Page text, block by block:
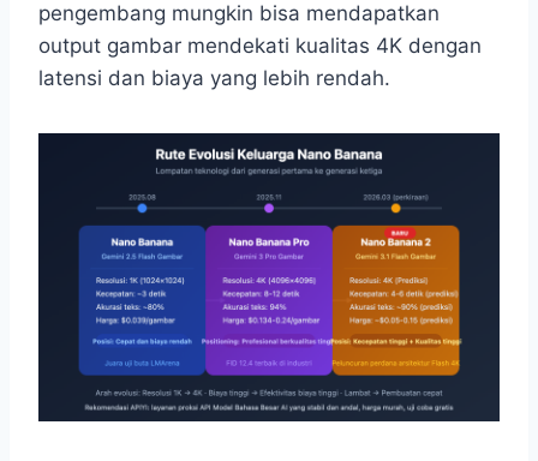
pengembang mungkin bisa mendapatkan
output gambar mendekati kualitas 4K dengan
latensi dan biaya yang lebih rendah.